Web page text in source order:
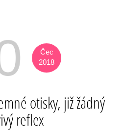
Čec
2018
otisky, již žádný
reflex